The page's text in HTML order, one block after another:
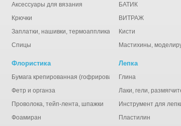
Аксессуары для вязания
Крючки
Заплатки, нашивки, термоаппликации
Спицы
БАТИК
ВИТРАЖ
Кисти
Мастихины,
Флористика
Бумага крепированная (гофрированная), тишью
Фетр и органза
Проволока, тейп-лента, шпажки
Фоамиран
Лепка
Глина
Лаки, гели,
Инструмент для
Пластилин